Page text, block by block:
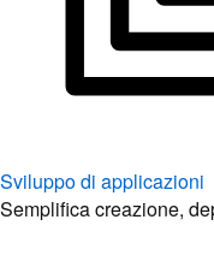
Sviluppo di applicazioni
Semplifica creazione,